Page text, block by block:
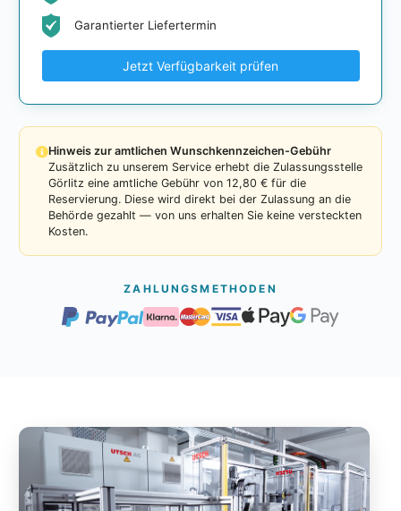
Garantierter Liefertermin
Jetzt Verfügbarkeit prüfen
Hinweis zur amtlichen Wunschkennzeichen-Gebühr
Zusätzlich zu unserem Service erhebt die Zulassungsstelle
Görlitz eine amtliche Gebühr von 12,80 € für die
Reservierung. Diese wird direkt bei der Zulassung an die
Behörde gezahlt — von uns erhalten Sie keine versteckten
Kosten.
ZAHLUNGSMETHODEN